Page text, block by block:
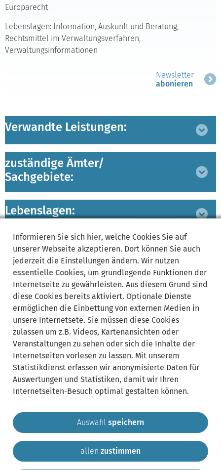
Europarecht
Lebenslagen: Information, Auskunft und Beratung,
Rechtsmittel im Verwaltungsverfahren,
Verwaltungsinformationen
Newsletter
abonieren
Verwandte Leistungen:
zuständige Ämter/
Sachgebiete:
ausklappen
Lebenslagen:
Synonyme:
Bayerisches Behördennetz Bayernrecht
Gerichtsurteile
Gesetz, Verordnung, Verwaltungsvorschrift
Hochschulrecht
juris
Landesrecht, Bundesrecht, Europarecht
Gemeinde Krailling Impressum
Sitemap
Kontakt
Informieren Sie sich hier, welche Cookies Sie auf
unserer Webseite akzeptieren. Dort können Sie auch
jederzeit die Einstellungen ändern. Wir nutzen
essentielle Cookies, um grundlegende Funktionen der
Internetseite zu gewährleisten. Aus diesem Grund sind
diese Cookies bereits aktiviert. Optionale Dienste
ermöglichen die Einbettung von externen Medien in
unsere Internetsete. Sie müssen diese Cookies
zulassen um z.B. Videos, Kartenansichten oder
Veranstaltungen zu sehen oder sich die Inhalte der
Internetseiten vorlesen zu lassen. Mit unserem
Statistikdienst erfassen wir anonymisierte Daten für
Auswertungen und Statistiken, damit wir Ihren
Internetseiten-Besuch optimal gestalten können.
Auswahl speichern
allen zustimmen